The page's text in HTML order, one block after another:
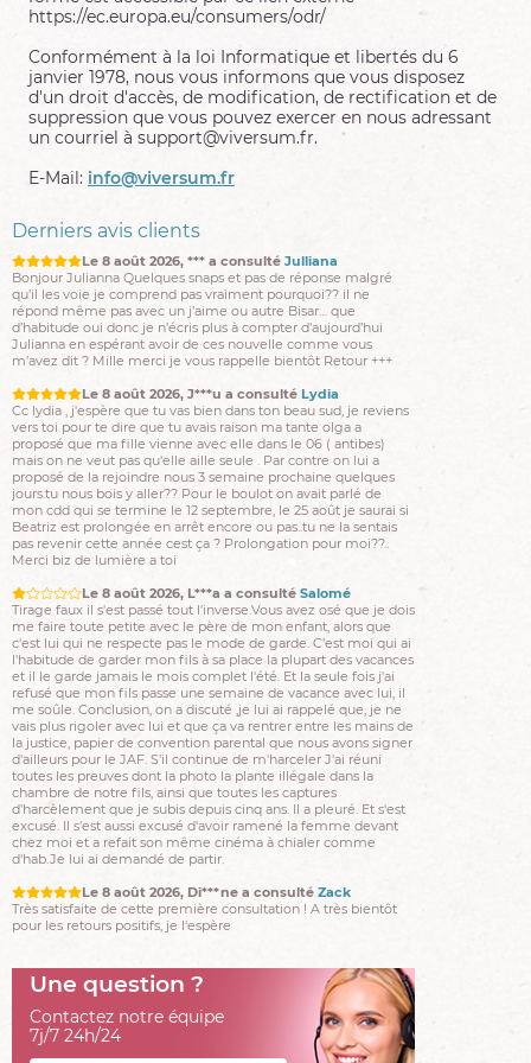
https://ec.europa.eu/consumers/odr/
Conformément à la loi Informatique et libertés du 6
janvier 1978, nous vous informons que vous disposez
d'un droit d'accès, de modification, de rectification et de
suppression que vous pouvez exercer en nous adressant
un courriel à support@viversum.fr.
E-Mail: info@viversum.fr
Derniers avis clients
toujours pas payé . Je suis très inquiète !! Autrement pour la
petite ça s’améliore : 3 nuits de suite sans. J’espère ça va
Le 8 août 2026, D***1 a consulté
Lydia
Bonjour Lydia . Ma consœur ne m’a pas répondu pour le prix
des paies. Elle doit être en vacances mais j’espère qu’elle va
revoir ses tarifs. En plus le client qui me doit 2000 euros n’a
toujours pas payé . Je suis très inquiète !! Autrement pour la
continuer. J’essaie de vous avoir demain Je vous embrasse
Bonjour Julianna Quelques snaps et pas de réponse malgré
qu’il les voie je comprend pas vraiment pourquoi?? il ne
répond même pas avec un j’aime ou autre Bisar… que
d’habitude oui donc je n’écris plus à compter d’aujourd’hui
Julianna en espérant avoir de ces nouvelle comme vous
m’avez dit ? Mille merci je vous rappelle bientôt Retour +++
Le 8 août 2026, J***u a consulté Lydia
Cc lydia , j'espère que tu vas bien dans ton beau sud, je reviens
vers toi pour te dire que tu avais raison ma tante olga a
proposé que ma fille vienne avec elle dans le 06 ( antibes)
mais on ne veut pas qu'elle aille seule . Par contre on lui a
proposé de la rejoindre nous 3 semaine prochaine quelques
jours.tu nous bois y aller?? Pour le boulot on avait parlé de
mon cdd qui se termine le 12 septembre, le 25 août je saurai si
Beatriz est prolongée en arrêt encore ou pas..tu ne la sentais
pas revenir cette année cest ça ? Prolongation pour moi??..
Merci biz de lumière a toi
Le 8 août 2026, L***a a consultéSalomé
Tirage faux il s'est passé tout l'inverse.Vous avez osé que je dois
me faire toute petite avec le père de mon enfant, alors que
c'est lui qui ne respecte pas le mode de garde. C'est moi qui ai
l'habitude de garder mon fils à sa place la plupart des vacances
et il le garde jamais le mois complet l'été. Et la seule fois j'ai
refusé que mon fils passe une semaine de vacance avec lui, il
me soûle. Conclusion, on a discuté ,je lui ai rappelé que, je ne
vais plus rigoler avec lui et que ça va rentrer entre les mains de
la justice, papier de convention parental que nous avons signer
d'ailleurs pour le JAF. S'il continue de m'harceler J'ai réuni
toutes les preuves dont la photo la plante illégale dans la
chambre de notre fils, ainsi que toutes les captures
d'harcèlement que je subis depuis cinq ans. Il a pleuré. Et s'est
excusé. Il s'est aussi excusé d'avoir ramené la femme devant
chez moi et a refait son même cinéma à chialer comme
d'hab.Je lui ai demandé de partir.
Le 8 août 2026, Di***ne a consulté Zack
Très satisfaite de cette première consultation ! A très bientôt
pour les retours positifs, je l'espère
Le 7 août 2026, Jo***an a consultéAnaxagore
Merci pour cette très belle consultation , J ai absolument rien
dit et vous avez vu tous tout de suite , très fort Je vous
Le 7 août 2026, Ch***zi a consulté
Taina
Taina, il m’a repondu . "Je fais rien pour t’apaiser" (j’interprete
ceci difficilemment). Il a rajouté "mais oui demain soir
normalement je suis dispo" . J’aimerai avancer sereinement
avec lui, pas lui mettre la pression mais il doit m’aider un peu.
Une question ?
Contactez notre équipe
7j/7 24h/24